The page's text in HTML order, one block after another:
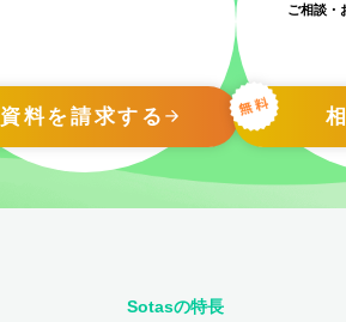
資料を請求する
ご相談・
Sotasの特長